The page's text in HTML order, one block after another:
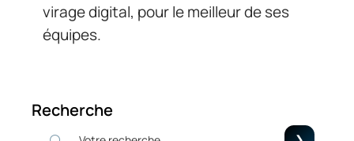
virage digital, pour le meilleur de ses
équipes.
Recherche